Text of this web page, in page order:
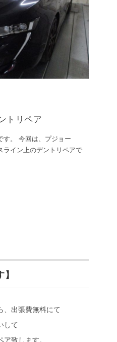
トリペア
す。 今回は、プジョー
ライン上のデントリペアで
、出張費無料にて
して
致します。